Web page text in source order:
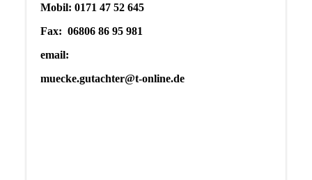
Mobil: 0171 47 52 645
Fax: 06806 86 95 981
email:
muecke.gutachter@t-online.de